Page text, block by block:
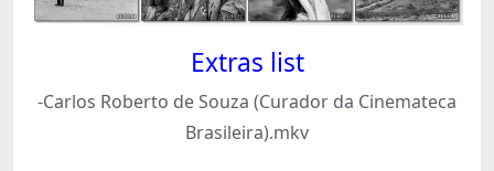
Extras list
-Carlos Roberto de Souza (Curador da Cinemateca
Brasileira).mkv